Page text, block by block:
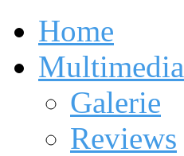
Home
Multimedia
Galerie
Reviews